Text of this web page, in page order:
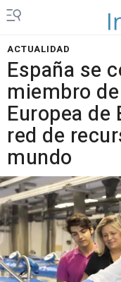
ACTUALIDAD
España se
miembro
Europea
red de
mundo